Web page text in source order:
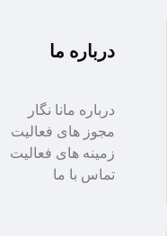
درباره ما
درباره مانا نگار
مجوز های فعالیت
زمینه های فعالیت
تماس با ما